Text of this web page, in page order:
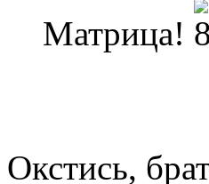
Матрица!
Окстись,